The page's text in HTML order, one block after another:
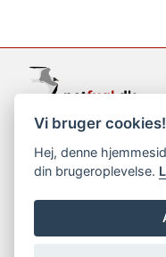
support@netfugl.dk
copyright © 2002-
Vi bruger cookies!
Hej, denne
din brugeroplevelse.